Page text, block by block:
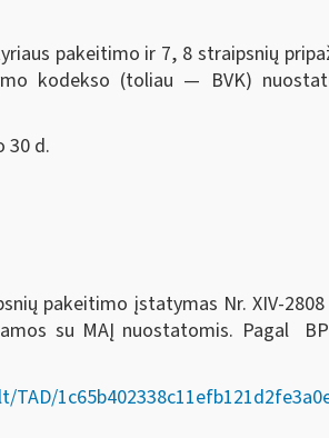
ir 7, 8 straipsnių
kodekso (toliau — BVK)
30 d.
pakeitimo įstatymas Nr. XIV-
su MAĮ nuostatomis. Pagal